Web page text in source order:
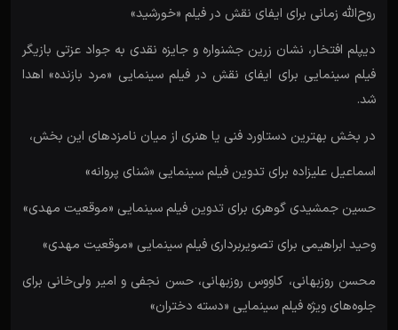
روح‌الله زمانی برای ایفای نقش در فیلم «خورشید»
دیپلم افتخار، نشان زرین جشنواره و جایزه نقدی به جواد عزتی بازیگر
فیلم سینمایی برای ایفای نقش در فیلم سینمایی «مرد بازنده» اهدا
شد.
در بخش بهترین دستاورد فنی یا هنری از میان نامزدهای این بخش،
اسماعیل علیزاده برای تدوین فیلم سینمایی «شنای پروانه»
حسین جمشیدی گوهری برای تدوین فیلم سینمایی «موقعیت مهدی»
وحید ابراهیمی برای تصویربرداری فیلم سینمایی «موقعیت مهدی»
محسن روزبهانی، کاووس روزبهانی، حسن نجفی و امیر ولی‌خانی برای
جلوه‌های ویژه فیلم سینمایی «دسته دختران»